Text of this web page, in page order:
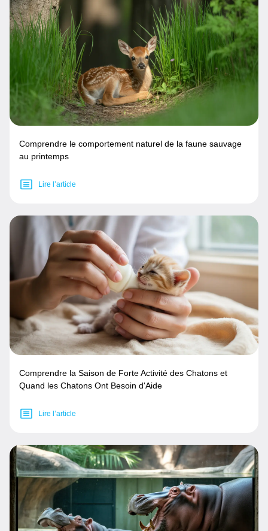
Comprendre le comportement naturel de la faune sauvage
au printemps
Lire l’article
Comprendre la Saison de Forte Activité des Chatons et
Quand les Chatons Ont Besoin d'Aide
Lire l’article